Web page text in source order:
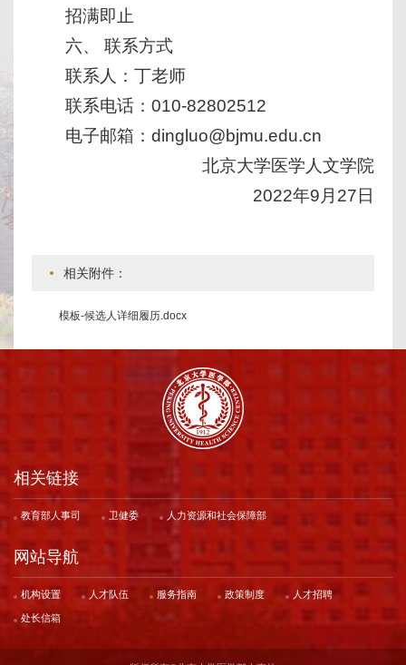
招满即止
六、 联系方式
联系人：丁老师
联系电话：010-82802512
电子邮箱：dingluo@bjmu.edu.cn
北京大学医学人文学院
2022年9月27日
相关附件：
模板-候选人详细履历.docx
相关链接
教育部人事司 卫健委 人力资源和社会保障部
网站导航
机构设置 人才队伍 服务指南 政策制度 人才招聘
处长信箱